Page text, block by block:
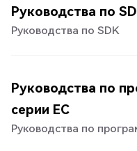
Руководства по
Руководства по SDK
Руководства по
серии EC
Руководства по